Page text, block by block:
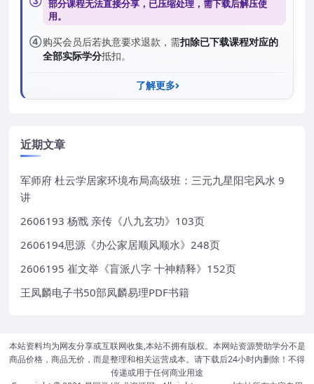
部分课程无法直接分享，已压缩处理，需下载后解压使
用。
④购买会员后若执意要求退款，需扣除已下载课程对应的
全部实际学分抵扣。
了解更多
近期文章
军师府 杜云学居家环境布局高级班：三元九星阳宅风水 9
讲
2606193 杨戬 亲传《八九玄功》103页
2606194思源《办公家居顺风顺水》248页
2606195 崔文举《盲派八字 十神精释》152页
王凤麟电子书50部凤麟易理PDF书籍
本站资料均为网友分享或互联网收集,本站不拥有版权。本网站资源赞助学分不是
商品价格，商品无价，而是整理和相关运营成本。请下载后24小时内删除！不得
传递或用于任何商业用途